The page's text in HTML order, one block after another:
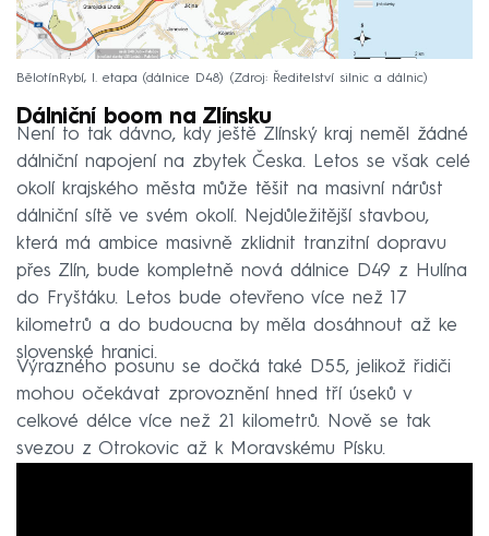
BělotínRybí, I. etapa (dálnice D48) Zdroj: Ředitelství silnic a dálnic
Dálniční boom na Zlínsku
Není to tak dávno, kdy ještě Zlínský kraj neměl žádné
dálniční napojení na zbytek Česka. Letos se však celé
okolí krajského města může těšit na masivní nárůst
dálniční sítě ve svém okolí. Nejdůležitější stavbou,
která má ambice masivně zklidnit tranzitní dopravu
přes Zlín, bude kompletně nová dálnice D49 z Hulína
do Fryštáku. Letos bude otevřeno více než 17
kilometrů a do budoucna by měla dosáhnout až ke
slovenské hranici.
Výrazného posunu se dočká také D55, jelikož řidiči
mohou očekávat zprovoznění hned tří úseků v
celkové délce více než 21 kilometrů. Nově se tak
svezou z Otrokovic až k Moravskému Písku.